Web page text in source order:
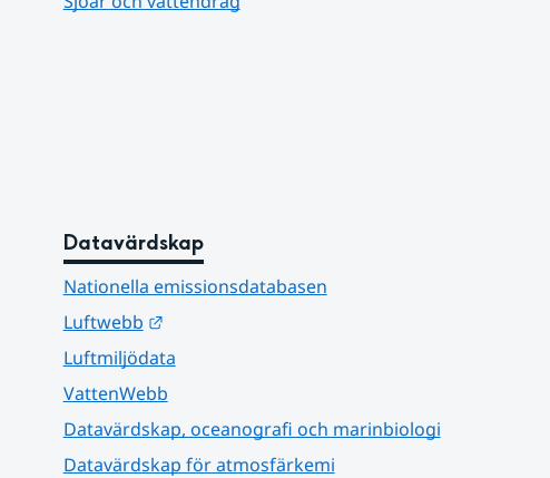
Datavärdskap
Nationella emissionsdatabasen
Luftwebb
Länk till annan webbplats.
Luftmiljödata
VattenWebb
Datavärdskap, oceanografi och marinbiologi
Datavärdskap för atmosfärkemi